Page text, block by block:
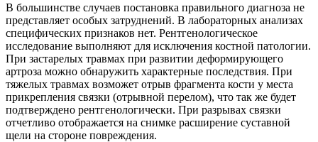
В большинстве случаев постановка правильного диагноза не
представляет особых затруднений. В лабораторных анализах
специфических признаков нет. Рентгенологическое
исследование выполняют для исключения костной патологии.
При застарелых травмах при развитии деформирующего
артроза можно обнаружить характерные последствия. При
тяжелых травмах возможет отрыв фрагмента кости у места
прикрепления связки (отрывной перелом), что так же будет
подтверждено рентгенологически. При разрывах связки
отчетливо отображается на снимке расширение суставной
щели на стороне повреждения.